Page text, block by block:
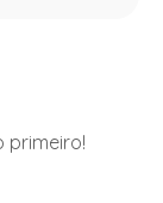
primeiro!